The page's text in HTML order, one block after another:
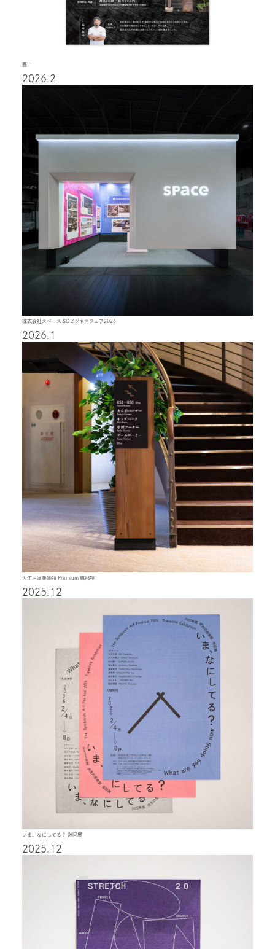
吾一
2026.2
株式会社スペース SCビジネスフェア2026
2026.1
大江戸温泉物語 Premium 恵那峡
2025.12
いま、なにしてる？ 巡回展
2025.12